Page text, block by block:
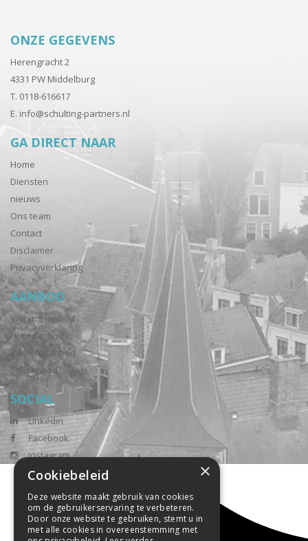
ONZE GEGEVENS
Herengracht 2
4331 PW Middelburg
T. 0118-616617
E. info@schulting-partners.nl
GA DIRECT NAAR
Home
Diensten
nieuws
Ons team
Contact
Disclaimer
Privacyverklaring
AANBOD
Woningaanbod
Huuraanbod
Bedrijfsaanbod
Stil aanbod
SOCIAL
Linkedin
Facebook
Instagram
×
Cookiebeleid
Deze website maakt gebruik van cookies
om de gebruikerservaring te verbeteren.
Door onze website te gebruiken, stemt u in
met alle cookies in overeenstemming met